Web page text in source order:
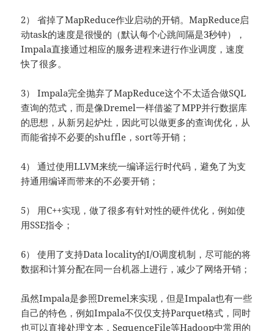
2） 省掉了MapReduce作业启动的开销。MapReduce启
动task的速度是很慢的（默认每个心跳间隔是3秒钟），
Impala直接通过相应的服务进程来进行作业调度，速度
快了很多。
3） Impala完全抛弃了MapReduce这个不太适合做SQL
查询的范式，而是像Dremel一样借鉴了MPP并行数据库
的思想，从新另起炉灶，因此可以做更多的查询优化，从
而能省掉不必要的shuffle，sort等开销；
4） 通过使用LLVM来统一编译运行时代码，避免了为支
持通用编译而带来的不必要开销；
5） 用C++实现，做了很多有针对性的硬件优化，例如使
用SSE指令；
6） 使用了支持Data locality的I/O调度机制，尽可能的将
数据和计算分配在同一台机器上进行，减少了网络开销；
虽然Impala是参照Dremel来实现，但是Impala也有一些
自己的特色，例如Impala不仅仅支持Parquet格式，同时
也可以直接处理文本，SequenceFile等Hadoop中常用的